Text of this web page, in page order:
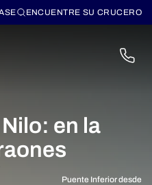
ENCUENTRE SU CRUCERO
en la
Puente Inferior desde